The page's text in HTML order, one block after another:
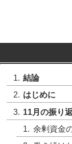
結論
はじめに
11月の振り
余剰資金